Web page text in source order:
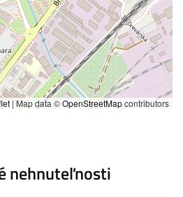
| Map data ©OpenStreetMapcontributors
nehnuteľnosti